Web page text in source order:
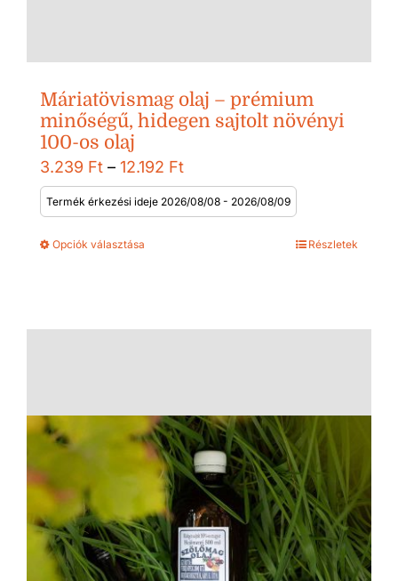
Máriatövismag olaj – prémium
minőségű, hidegen sajtolt növényi
100-os olaj
3.239 Ft – 12.192 FtÁrtartomány:
3.239 Ft
-
Termék érkezési ideje 2026/08/08 - 2026/08/09
Opciók választása Részletek